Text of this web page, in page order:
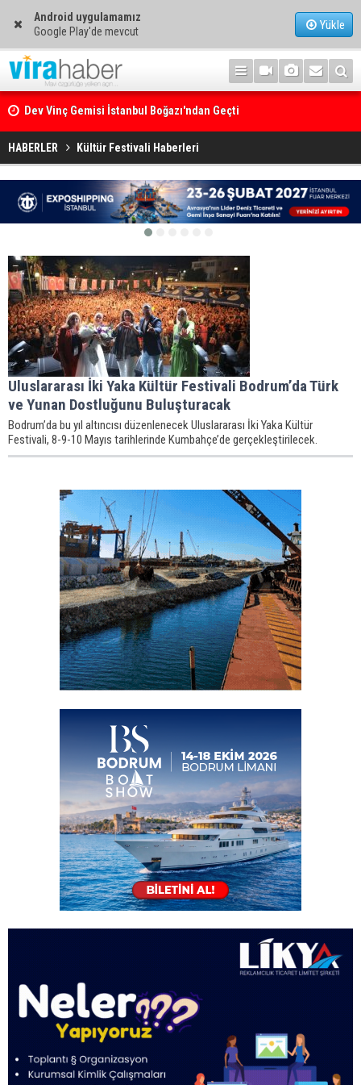
Android uygulamamız
Google Play'de mevcut
Yükle
Dev Vinç Gemisi İstanbul Boğazı'ndan Geçti
HABERLER Kültür Festivali Haberleri
Uluslararası İki Yaka Kültür Festivali Bodrum’da Türk
ve Yunan Dostluğunu Buluşturacak
Bodrum’da bu yıl altıncısı düzenlenecek Uluslararası İki Yaka Kültür
Festivali, 8-9-10 Mayıs tarihlerinde Kumbahçe’de gerçekleştirilecek.